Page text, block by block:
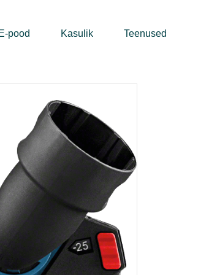
E-pood Kasulik Teenused